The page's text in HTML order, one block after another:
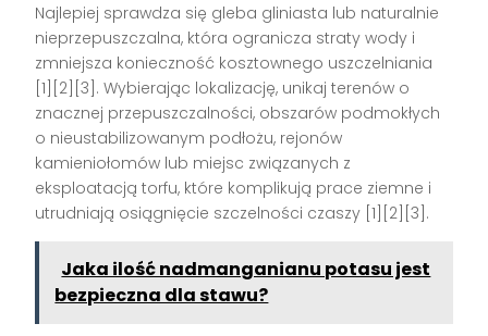
Najlepiej sprawdza się gleba gliniasta lub naturalnie
nieprzepuszczalna, która ogranicza straty wody i
zmniejsza konieczność kosztownego uszczelniania
[1][2][3]. Wybierając lokalizację, unikaj terenów o
znacznej przepuszczalności, obszarów podmokłych
o nieustabilizowanym podłożu, rejonów
kamieniołomów lub miejsc związanych z
eksploatacją torfu, które komplikują prace ziemne i
utrudniają osiągnięcie szczelności czaszy [1][2][3].
Jaka ilość nadmanganianu potasu jest
bezpieczna dla stawu?